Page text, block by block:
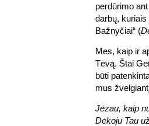
perdūrimo
darbų,
Bažnyčiai“ (
Mes, kaip ir
Tėvą. Štai
būti
mus
Jėzau, kaip
Dėkoju Tau